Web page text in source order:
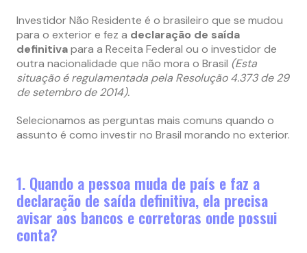
Investidor Não Residente é o brasileiro que se mudou
para o exterior e fez a declaração de saída
definitivapara a Receita Federal ou o investidor de
outra nacionalidade que não mora o Brasil (Esta
situação é regulamentada pela Resolução 4.373 de 29
de setembro de 2014).
Selecionamos as perguntas mais comuns quando o
assunto é como investir no Brasil morando no exterior.
1. Quando a pessoa muda de país e faz a
declaração de saída definitiva, ela precisa
avisar aos bancos e corretoras onde possui
conta?